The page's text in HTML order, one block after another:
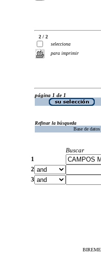
2 / 2
selecciona
para imprimir
página 1 de 1
Refinar la búsqueda
Base de datos
Buscar
1
2
3